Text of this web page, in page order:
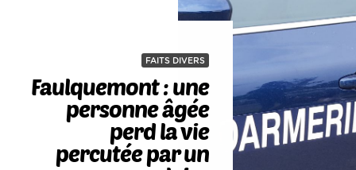
FAITS DIVERS
Faulquemont : une
personne âgée
perd la vie
percutée par un